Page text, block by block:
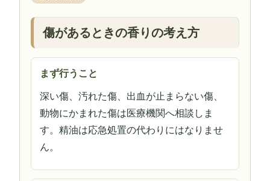
傷があるときの香りの考え方
まず行うこと
深い傷、汚れた傷、出血が止まらない傷、
動物にかまれた傷は医療機関へ相談しま
す。精油は応急処置の代わりにはなりませ
ん。